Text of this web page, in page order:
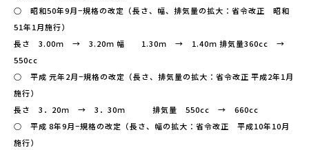
○ 昭和50年9月−規格の改定（長さ、幅、排気量の拡大：省令改正 昭和
51年1月施行）
長さ 3.00ｍ → 3.20ｍ 幅 1.30ｍ → 1.40ｍ 排気量360cc →
550cc
○ 平成 元年2月−規格の改定（長さ、排気量の拡大：省令改正 平成2年1月
施行）
長さ 3．20ｍ → 3．30ｍ 排気量 550cc → 660cc
○ 平成 8年9月−規格の改定（長さ、幅の拡大：省令改正 平成10年10月
施行）